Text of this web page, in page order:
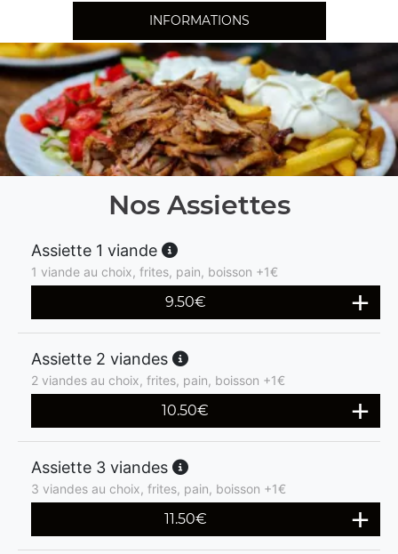
INFORMATIONS
Nos Assiettes
Assiette 1 viande
1 viande au choix, frites, pain, boisson +1€
9.50€
Assiette 2 viandes
2 viandes au choix, frites, pain, boisson +1€
10.50€
Assiette 3 viandes
3 viandes au choix, frites, pain, boisson +1€
11.50€